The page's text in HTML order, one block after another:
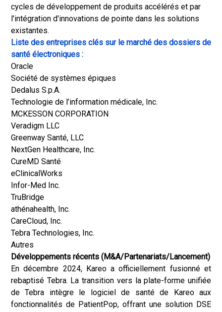
cycles de développement de produits accélérés et par
l'intégration d'innovations de pointe dans les solutions
existantes.
Liste des entreprises clés sur le marché des dossiers de
santé électroniques :
Oracle
Société de systèmes épiques
Dedalus S.p.A.
Technologie de l’information médicale, Inc.
MCKESSON CORPORATION
Veradigm LLC
Greenway Santé, LLC
NextGen Healthcare, Inc.
CureMD Santé
eClinicalWorks
Infor-Med Inc.
TruBridge
athénahealth, Inc.
CareCloud, Inc.
Tebra Technologies, Inc.
Autres
Développements récents (M&A/Partenariats/Lancement)
En décembre 2024, Kareo a officiellement fusionné et
rebaptisé Tebra. La transition vers la plate-forme unifiée
de Tebra intègre le logiciel de santé de Kareo aux
fonctionnalités de PatientPop, offrant une solution DSE